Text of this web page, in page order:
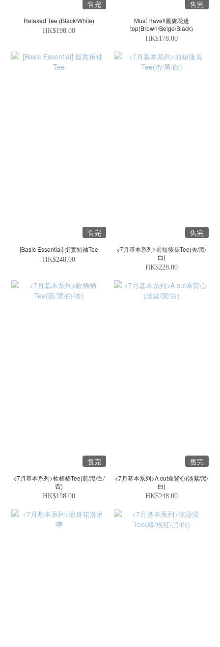
售完
Relaxed Tee (Black/White)
HK$198.00
售完
Must Have!!親膚花邊
top(Brown/Beige/Black)
HK$178.00
售完
[Basic Essential] 挺實短袖Tee
HK$248.00
售完
<7月基本系列>前短後長Tee(杏/黑/
白)
HK$228.00
售完
<7月基本系列>軟棉棉Tee(藍/黑/白/
杏)
HK$198.00
售完
<7月基本系列>A cut傘背心(淡紫/黑/
白)
HK$248.00